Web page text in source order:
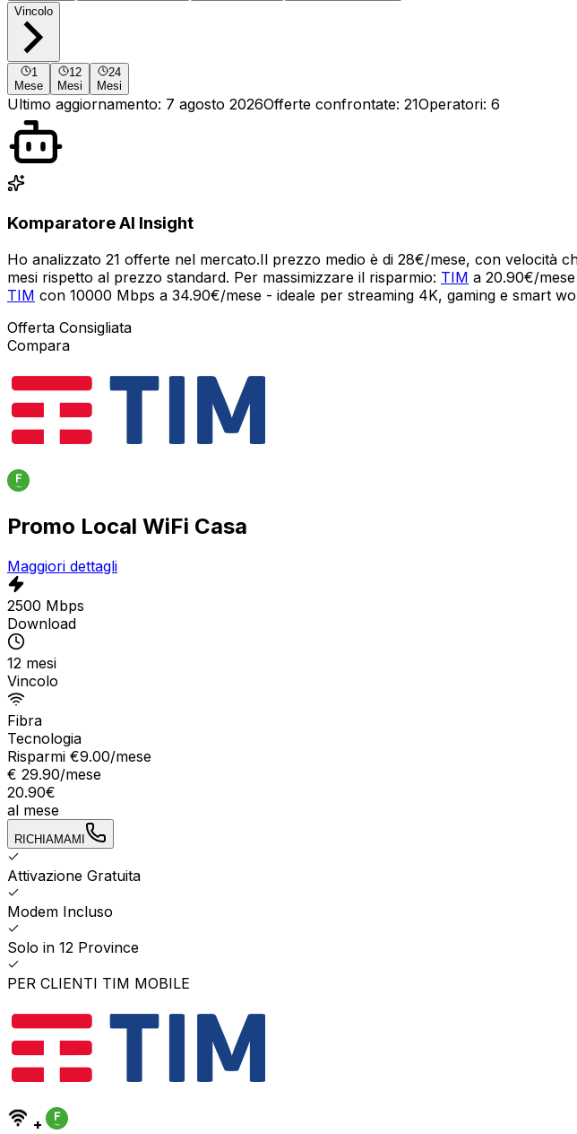
Vincolo
1
Mese
12
Mesi
24
Mesi
Ultimo aggiornamento: 7 agosto 2026Offerte confrontate: 21Operatori: 6
Komparatore AI Insight
Ho analizzato 21 offerte nel mercato.Il prezzo medio è di 28€/mese, con velocità
mesi rispetto al prezzo standard. Per massimizzare il risparmio: TIM a 20.90€/
TIM con 10000 Mbps a 34.90€/mese - ideale per streaming 4K, gaming e smart
Offerta Consigliata
Compara
Promo Local WiFi Casa
Maggiori dettagli
2500 Mbps
Download
12 mesi
Vincolo
Fibra
Tecnologia
Risparmi €9.00/mese
€ 29.90/mese
20.90€
al mese
RICHIAMAMI
Attivazione Gratuita
Modem Incluso
Solo in 12 Province
PER CLIENTI TIM MOBILE
+